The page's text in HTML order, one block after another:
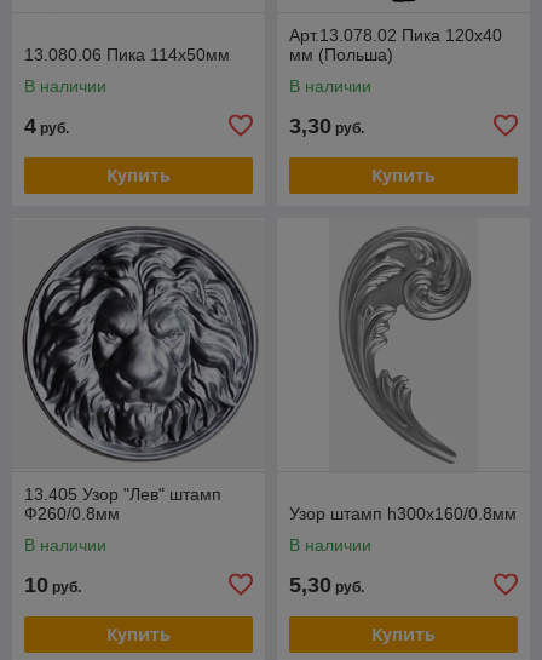
13.080.06 Пика 114х50мм
В наличии
4 руб.
Купить
Арт.13.078.02 Пика 120х40
мм (Польша)
В наличии
3,30 руб.
Купить
13.405 Узор "Лев" штамп
Ф260/0.8мм
В наличии
10 руб.
Купить
Узор штамп h300x160/0.8мм
В наличии
5,30 руб.
Купить